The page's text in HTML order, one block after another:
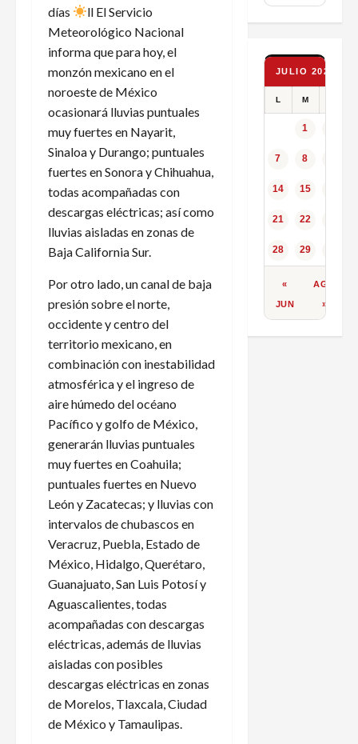
días
ll El Servicio
Meteorológico Nacional
informa que para hoy, el
monzón mexicano en el
noroeste de México
ocasionará lluvias puntuales
muy fuertes en Nayarit,
Sinaloa y Durango; puntuales
fuertes en Sonora y Chihuahua,
todas acompañadas con
descargas eléctricas; así como
lluvias aisladas en zonas de
Baja California Sur.
Por otro lado, un canal de baja
presión sobre el norte,
occidente y centro del
territorio mexicano, en
combinación con inestabilidad
atmosférica y el ingreso de
aire húmedo del océano
Pacífico y golfo de México,
generarán lluvias puntuales
muy fuertes en Coahuila;
puntuales fuertes en Nuevo
León y Zacatecas; y lluvias con
intervalos de chubascos en
Veracruz, Puebla, Estado de
México, Hidalgo, Querétaro,
Guanajuato, San Luis Potosí y
Aguascalientes, todas
acompañadas con descargas
eléctricas, además de lluvias
aisladas con posibles
descargas eléctricas en zonas
de Morelos, Tlaxcala, Ciudad
de México y Tamaulipas.
JULIO 2025
L M
1
7 8
14 15
21 22
28 29
«
JUN
AGO
»